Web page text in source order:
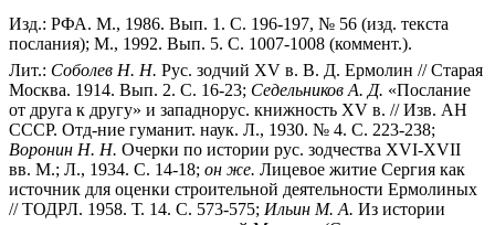
Изд.: РФА. М., 1986. Вып. 1. С. 196-197, № 56 (изд. текста
послания); М., 1992. Вып. 5. С. 1007-1008 (коммент.).
Лит.: Соболев Н. Н. Рус. зодчий XV в. В. Д. Ермолин // Старая
Москва. 1914. Вып. 2. С. 16-23; Седельников А. Д. «Послание
от друга к другу» и западнорус. книжность XV в. // Изв. АН
СССР. Отд-ние гуманит. наук. Л., 1930. № 4. С. 223-238;
Воронин Н. Н. Очерки по истории рус. зодчества XVI-XVII
вв. М.; Л., 1934. С. 14-18; он же. Лицевое житие Сергия как
источник для оценки строительной деятельности Ермолиных
// ТОДРЛ. 1958. Т. 14. С. 573-575; Ильин М. А. Из истории